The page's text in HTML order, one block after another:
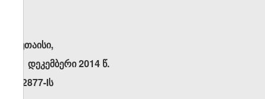
ქუთაისი,
11 დეკემბერი 2014 წ.
N2877-Iს